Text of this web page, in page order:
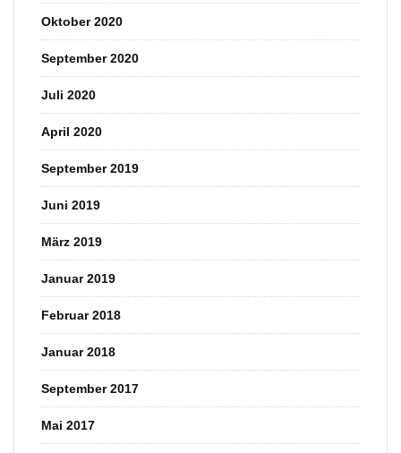
Oktober 2020
September 2020
Juli 2020
April 2020
September 2019
Juni 2019
März 2019
Januar 2019
Februar 2018
Januar 2018
September 2017
Mai 2017